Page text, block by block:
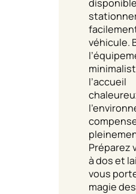
véhicule.
l’accueil
Préparez
à dos et
vous
magie